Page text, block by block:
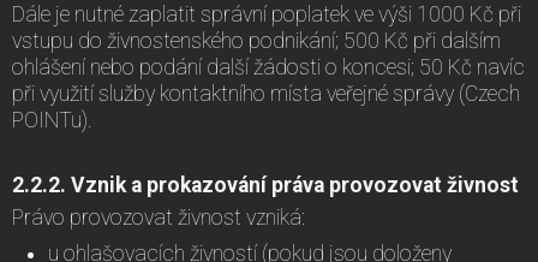
Dále je nutné zaplatit správní poplatek ve výši 1000 Kč při
vstupu do živnostenského podnikání; 500 Kč při dalším
ohlášení nebo podání další žádosti o koncesi; 50 Kč navíc
při využití služby kontaktního místa veřejné správy (Czech
POINTu).
2.2.2. Vznik a prokazování práva provozovat živnost
Právo provozovat živnost vzniká:
u ohlašovacích živností (pokud jsou doloženy